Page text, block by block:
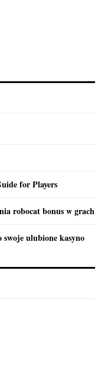
for Players
robocat bonus w grach
ulubione kasyno